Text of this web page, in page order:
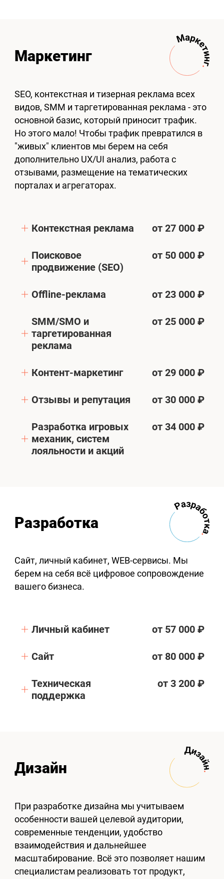
Маркетинг
SEO, контекстная и тизерная реклама всех
видов, SMM и таргетированная реклама - это
основной базис, который приносит трафик.
Но этого мало! Чтобы трафик превратился в
"живых" клиентов мы берем на себя
дополнительно UX/UI анализ, работа с
отзывами, размещение на тематических
порталах и агрегаторах.
Контекстная реклама от 27 000 ₽
Поисковое
продвижение (SEO)
от 50 000 ₽
Offline-реклама от 23 000 ₽
SMM/SMO и
таргетированная
реклама
от 25 000 ₽
Контент-маркетинг от 29 000 ₽
Отзывы и репутация от 30 000 ₽
Разработка игровых
механик, систем
лояльности и акций
от 34 000 ₽
Разработка
Сайт, личный кабинет, WEB-сервисы. Мы
берем на себя всё цифровое сопровождение
вашего бизнеса.
Личный кабинет от 57 000 ₽
Сайт от 80 000 ₽
Техническая
поддержка
от 3 200 ₽
Дизайн
При разработке дизайна мы учитываем
особенности вашей целевой аудитории,
современные тенденции, удобство
взаимодействия и дальнейшее
масштабирование. Всё это позволяет нашим
специалистам реализовать тот продукт,